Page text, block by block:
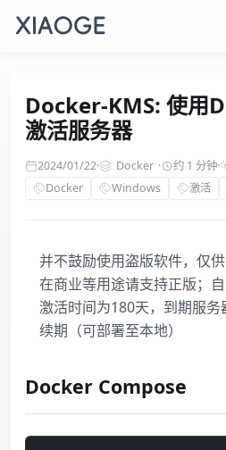
Docker-KMS: 使用
激活服务器
2024/01/22· Docker · 约 1 分钟·
Docker
Windows 激活
并不鼓励使用盗版软件，仅供
在商业等用途请支持正版；自
激活时间为180天，到期服
续期（可部署至本地）
Docker Compose